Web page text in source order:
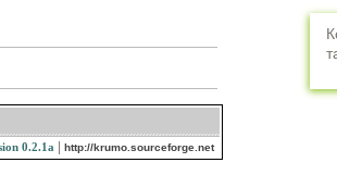
0.2.1a http://krumo.sourceforge.net